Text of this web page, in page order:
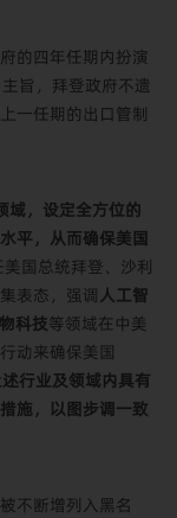
的四年任期内扮演
旨，拜登政府不遗
一任期的出口管制
，设定全方位的
平，从而确保美国
国总统拜登、沙利
表态，强调人工智
科技等领域在中美
动来确保美国
行业及领域内具有
施，以图步调一致
不断增列入黑名